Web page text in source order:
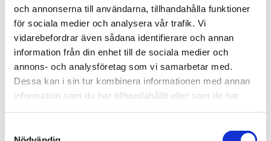
och annonserna till användarna, tillhandahålla funktioner
för sociala medier och analysera vår trafik. Vi
vidarebefordrar även sådana identifierare och annan
information från din enhet till de sociala medier och
annons- och analysföretag som vi samarbetar med.
Dessa kan i sin tur kombinera informationen med annan
information som du har tillhandahållit eller som de har
Med närvaro i Västerås blir utbildningen mer
tillgänglig och bekväm för alla verksamma. Vi känner till
Västerås unika arbetsmiljöbehov och anpassar vår
utbildning därefter. På så vis ger vi dig verktyg som
är både relevanta och praktiska för att hantera dina
utmaningar.
Målgrupp BAM - Bättre